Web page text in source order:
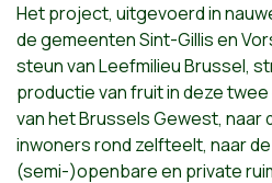
Het project, uitgevoerd in
de gemeenten Sint-Gillis en
steun van Leefmilieu Brussel,
productie van fruit in deze
van het Brussels Gewest, naar
inwoners rond zelfteelt, naar
(semi-)openbare en private